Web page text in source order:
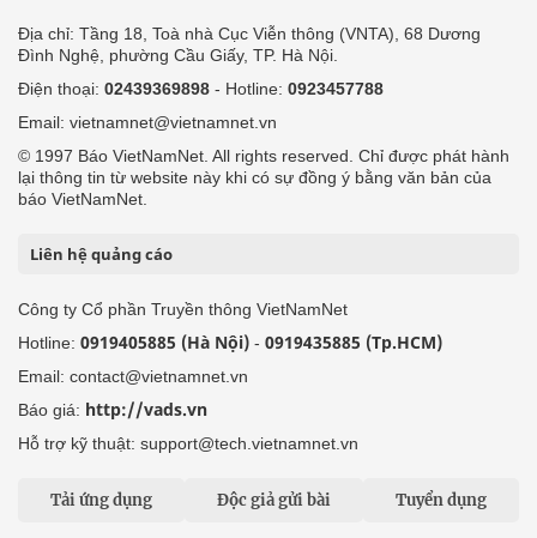
Địa chỉ: Tầng 18, Toà nhà Cục Viễn thông (VNTA), 68 Dương
Đình Nghệ, phường Cầu Giấy, TP. Hà Nội.
Điện thoại: 02439369898 - Hotline: 0923457788
Email: vietnamnet@vietnamnet.vn
© 1997 Báo VietNamNet. All rights reserved. Chỉ được phát hành
lại thông tin từ website này khi có sự đồng ý bằng văn bản của
báo VietNamNet.
Liên hệ quảng cáo
Công ty Cổ phần Truyền thông VietNamNet
Hotline: 0919405885 (Hà Nội) - 0919435885 (Tp.HCM)
Email: contact@vietnamnet.vn
Báo giá: http://vads.vn
Hỗ trợ kỹ thuật: support@tech.vietnamnet.vn
Tải ứng dụng Độc giả gửi bài Tuyển dụng